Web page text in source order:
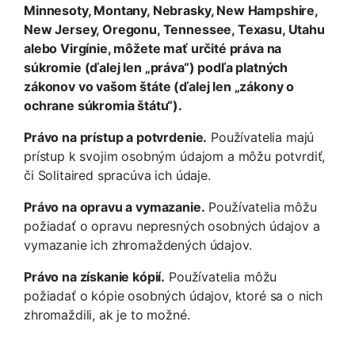
Minnesoty, Montany, Nebrasky, New Hampshire,
New Jersey, Oregonu, Tennessee, Texasu, Utahu
alebo Virgínie, môžete mať určité práva na
súkromie (ďalej len „práva“) podľa platných
zákonov vo vašom štáte (ďalej len „zákony o
ochrane súkromia štátu“).
Právo na prístup a potvrdenie. Používatelia majú
prístup k svojim osobným údajom a môžu potvrdiť,
či Solitaired spracúva ich údaje.
Právo na opravu a vymazanie. Používatelia môžu
požiadať o opravu nepresných osobných údajov a
vymazanie ich zhromaždených údajov.
Právo na získanie kópií. Používatelia môžu
požiadať o kópie osobných údajov, ktoré sa o nich
zhromaždili, ak je to možné.